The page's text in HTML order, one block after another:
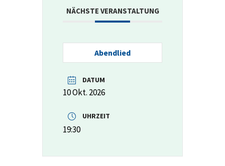
NÄCHSTE VERANSTALTUNG
Abendlied
DATUM
10 Okt. 2026
UHRZEIT
19:30